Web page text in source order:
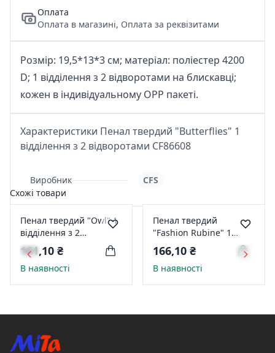
Оплата
Оплата в магазині, Оплата за реквізитами
Розмір: 19,5*13*3 см; матеріал: поліестер 4200
D; 1 відділення з 2 відворотами на блискавці;
кожен в індивідуальному ОРР пакеті.
Характеристики Пенал твердий "Butterflies" 1
відділення з 2 відворотами CF86608
Виробник
CFS
Схожі товари
Пенал твердий "Owl" 1
відділення з 2
відворотами CF86609
161,10 ₴
В наявності
Пенал твердий
"Fashion Rubine" 1
відділення з 1
відворотом CF86603
166,10 ₴
В наявності